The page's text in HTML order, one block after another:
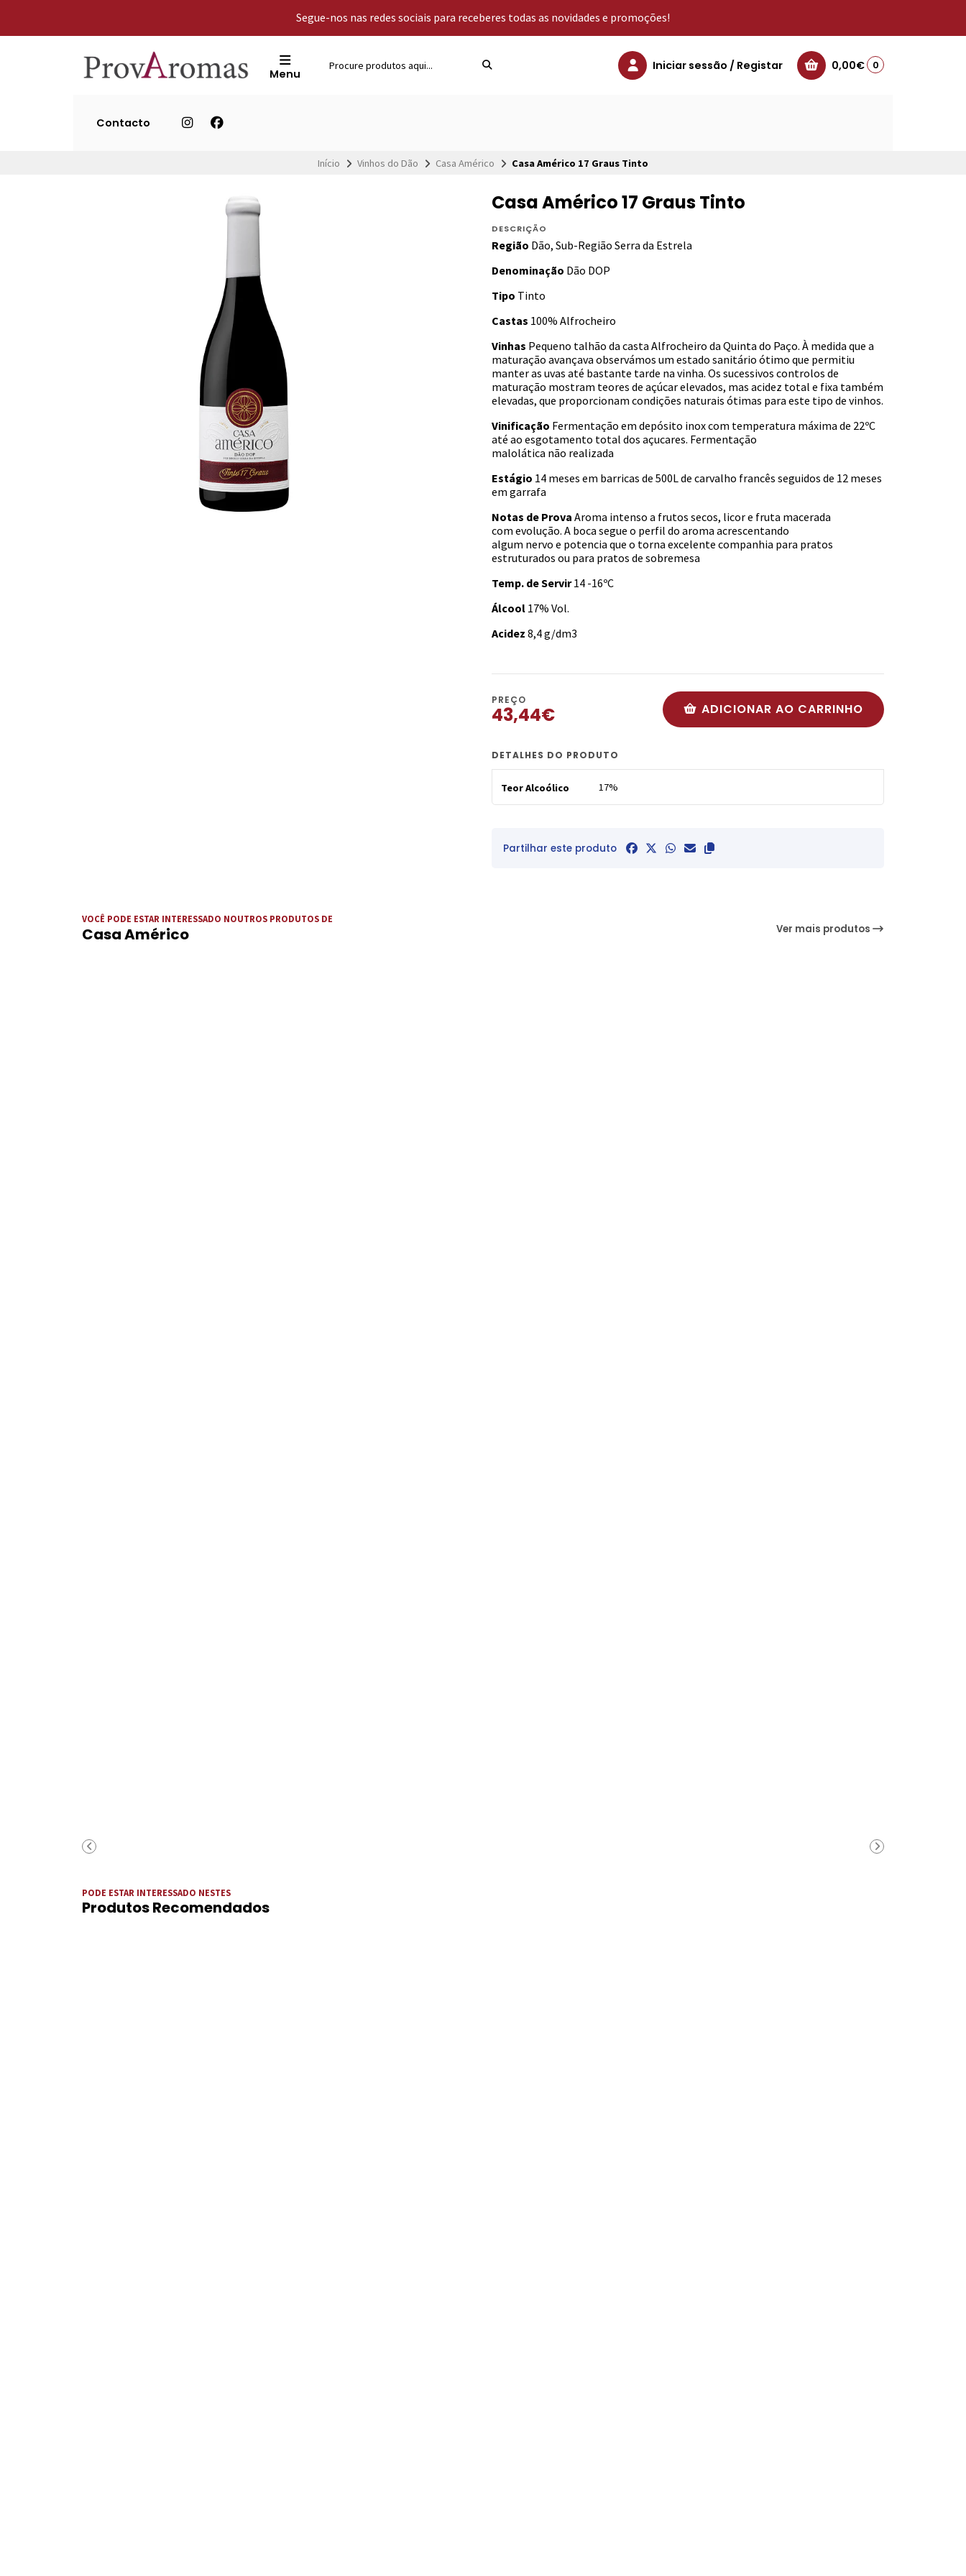
Segue-nos nas redes sociais para receberes todas as novidades e promoções!
Menu
Iniciar sessão / Registar 0,00€ 0
Contacto
Início Vinhos do Dão Casa Américo Casa Américo 17 Graus Tinto
Casa Américo 17 Graus Tinto
DESCRIÇÃO
Região Dão, Sub-Região Serra da Estrela
Denominação Dão DOP
Tipo Tinto
Castas 100% Alfrocheiro
Vinhas Pequeno talhão da casta Alfrocheiro da Quinta do Paço. À medida que a
maturação avançava observámos um estado sanitário ótimo que permitiu
manter as uvas até bastante tarde na vinha. Os sucessivos controlos de
maturação mostram teores de açúcar elevados, mas acidez total e fixa também
elevadas, que proporcionam condições naturais ótimas para este tipo de vinhos.
Vinificação Fermentação em depósito inox com temperatura máxima de 22ºC
até ao esgotamento total dos açucares. Fermentação
malolática não realizada
Estágio 14 meses em barricas de 500L de carvalho francês seguidos de 12 meses
em garrafa
Notas de Prova Aroma intenso a frutos secos, licor e fruta macerada
com evolução. A boca segue o perfil do aroma acrescentando
algum nervo e potencia que o torna excelente companhia para pratos
estruturados ou para pratos de sobremesa
Temp. de Servir14 -16ºC
Álcool 17% Vol.
Acidez 8,4 g/dm3
PREÇO
43,44€ ADICIONAR AO CARRINHO
DETALHES DO PRODUTO
Teor Alcoólico 17%
Partilhar este produto
VOCÊ PODE ESTAR INTERESSADO NOUTROS PRODUTOS DE
Casa Américo Ver mais produtos
PODE ESTAR INTERESSADO NESTES
Produtos Recomendados